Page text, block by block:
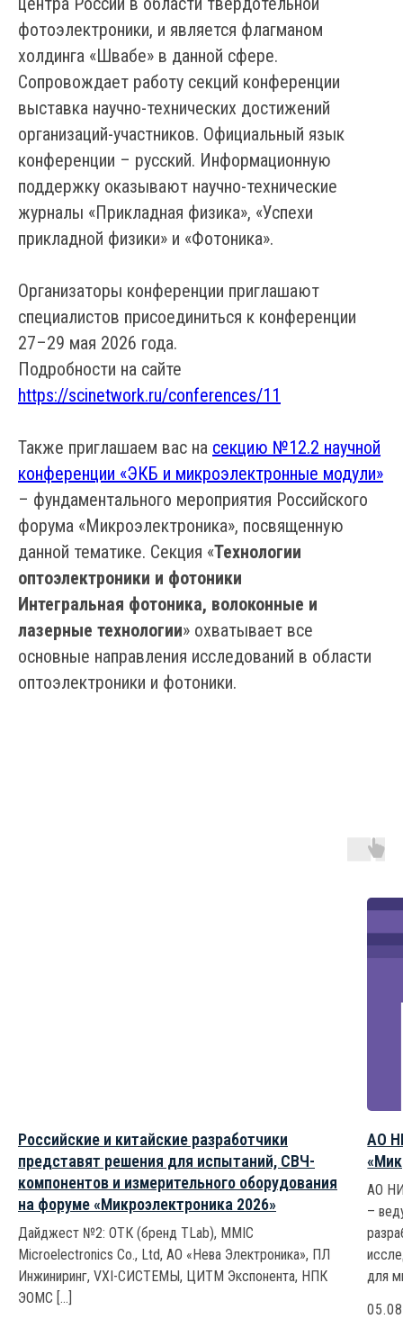
фотоэлектроники, и является флагманом
холдинга «Швабе» в данной сфере.
Сопровождает работу секций конференции
выставка научно-технических достижений
организаций-участников. Официальный язык
конференции – русский. Информационную
поддержку оказывают научно-технические
журналы «Прикладная физика», «Успехи
прикладной физики» и «Фотоника».
Организаторы конференции приглашают
специалистов присоединиться к конференции
27–29 мая 2026 года.
Подробности на сайте
https://scinetwork.ru/conferences/11
Также приглашаем вас на секцию №12.2 научной
конференции «ЭКБ и микроэлектронные модули»
– фундаментального мероприятия Российского
форума «Микроэлектроника», посвященную
данной тематике. Секция «Технологии
оптоэлектроники и фотоники
Интегральная фотоника, волоконные и
лазерные технологии» охватывает все
основные направления исследований в области
оптоэлектроники и фотоники.
Российские и китайские разработчики
представят решения для испытаний, СВЧ-
компонентов и измерительного оборудования
на форуме «Микроэлектроника 2026»
Дайджест №2: ОТК (бренд TLab), MMIC
Microelectronics Co., Ltd, АО «Нева Электроника», ПЛ
Инжиниринг, VXI-СИСТЕМЫ, ЦИТМ Экспонента, НПК
ЭОМС […]
АО
АО
–
для